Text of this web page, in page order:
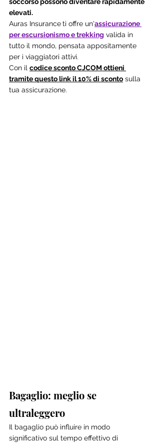
elevati.
Auras Insuranceti offre un'assicurazione
per escursionismo e trekking valida in
tutto il mondo, pensata appositamente
per i viaggiatori attivi.
Con il codice sconto CJCOM ottieni
tramite questo link il 10% di sconto sulla
tua assicurazione.
Bagaglio: meglio se
ultraleggero
Il bagaglio può influire in modo
significativo sul tempo effettivo di